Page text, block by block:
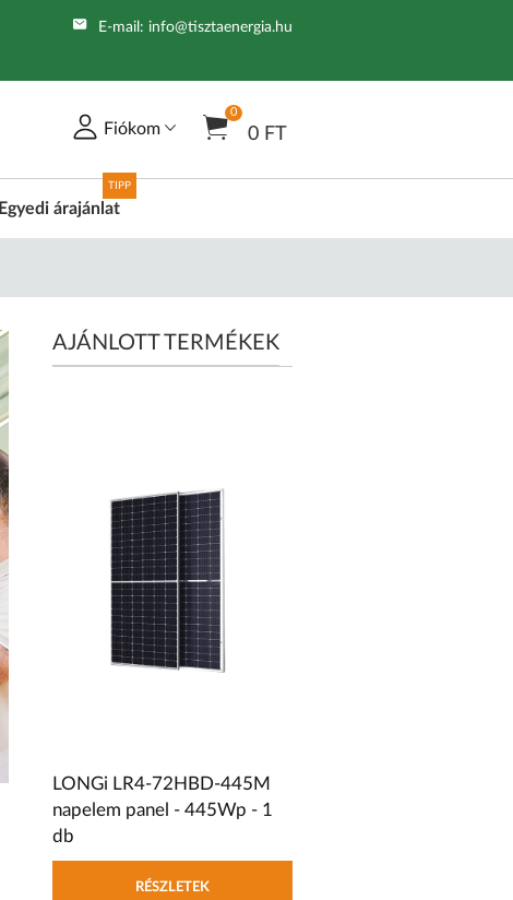
E-mail: info@tisztaenergia.hu
0
0 FT
Fiókom
Egyedi árajánlat
TIPP
AJÁNLOTT TERMÉKEK
LONGi LR4-72HBD-445M
napelem panel - 445Wp - 1
db
RÉSZLETEK